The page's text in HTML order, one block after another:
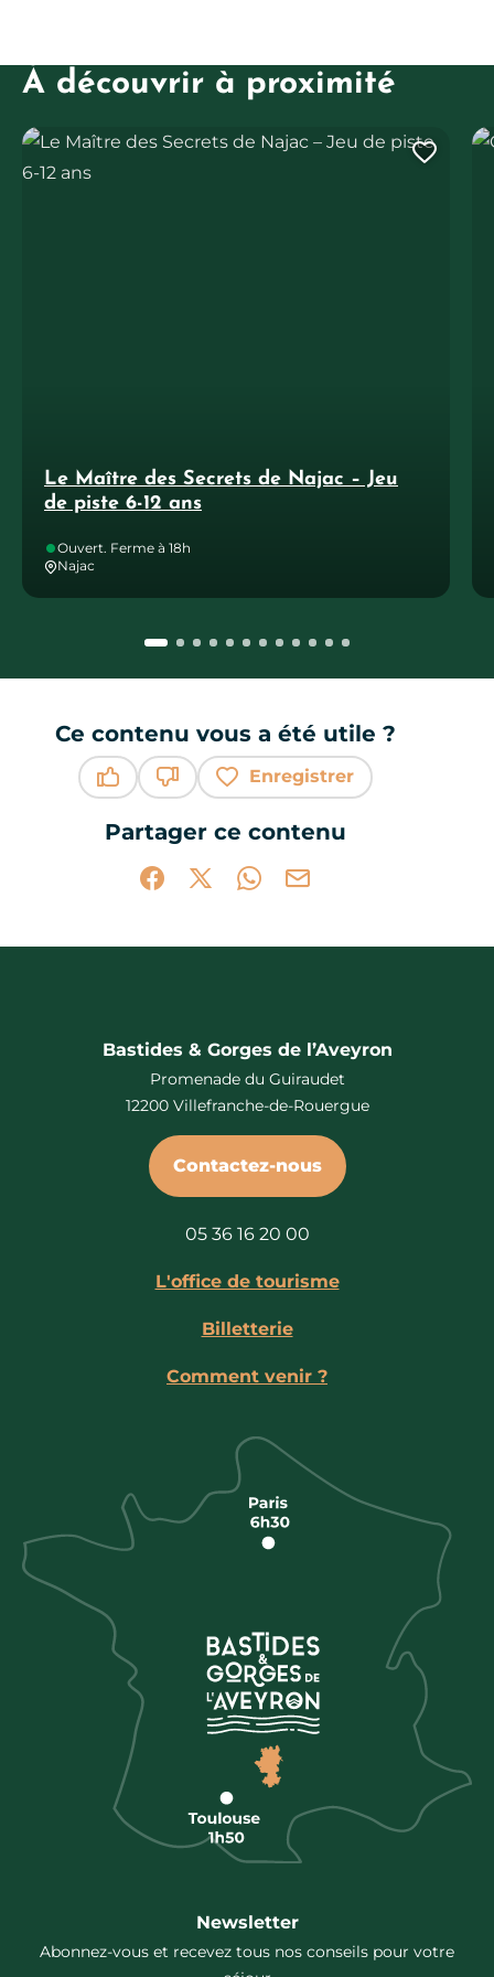
À découvrir à proximité
Le Maître des Secrets de Najac – Jeu
de piste 6-12 ans
Ouvert. Ferme à 18h
Najac
Le Maître des Secrets de Najac – Jeu de piste 6-12 ans
Ce contenu vous a été utile ?
Enregistrer
Partager ce contenu
Partager sur Facebook (nouvelle
Partager sur X / Twitter (nouvelle
Partager sur WhatsApp
Partager par mail
Bastides & Gorges de l’Aveyron
Promenade du Guiraudet
12200 Villefranche-de-Rouergue
Contactez-nous
05 36 16 20 00
L'office de tourisme
Billetterie
Comment venir ?
Newsletter
Abonnez-vous et recevez tous nos conseils pour votre